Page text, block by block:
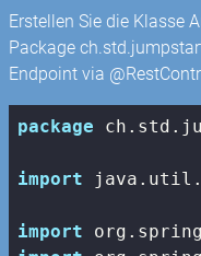
Erstellen Sie die Klasse
Package
Endpoint via
package
import
import